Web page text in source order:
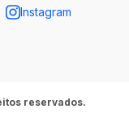
Instagram
reservados.